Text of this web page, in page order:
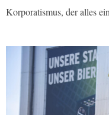
Korporatismus, der alles